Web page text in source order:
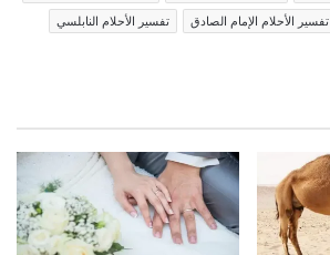
تفسير الأحلام الإمام الصادق تفسير الأحلام النابلسي